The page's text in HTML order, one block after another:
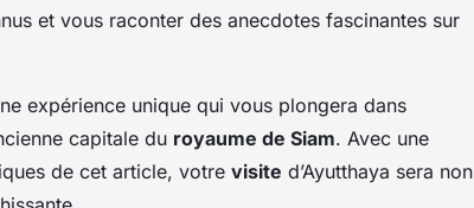
et vous raconter des anecdotes fascinantes sur
expérience unique qui vous plongera dans
capitale du royaume de Siam. Avec une
de cet article, votre visite d’Ayutthaya sera non